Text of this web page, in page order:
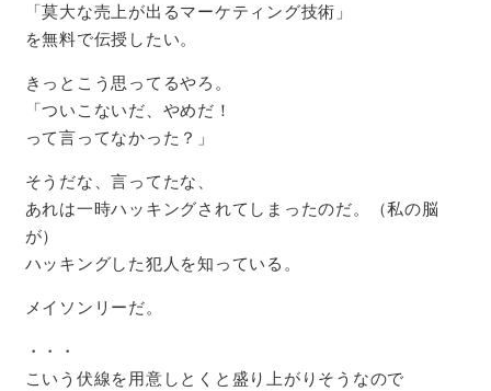
「莫大な売上が出るマーケティング技術」
を無料で伝授したい。
きっとこう思ってるやろ。
「ついこないだ、やめだ！
って言ってなかった？」
そうだな、言ってたな、
あれは一時ハッキングされてしまったのだ。（私の脳
が）
ハッキングした犯人を知っている。
メイソンリーだ。
・・・
こいう伏線を用意しとくと盛り上がりそうなので